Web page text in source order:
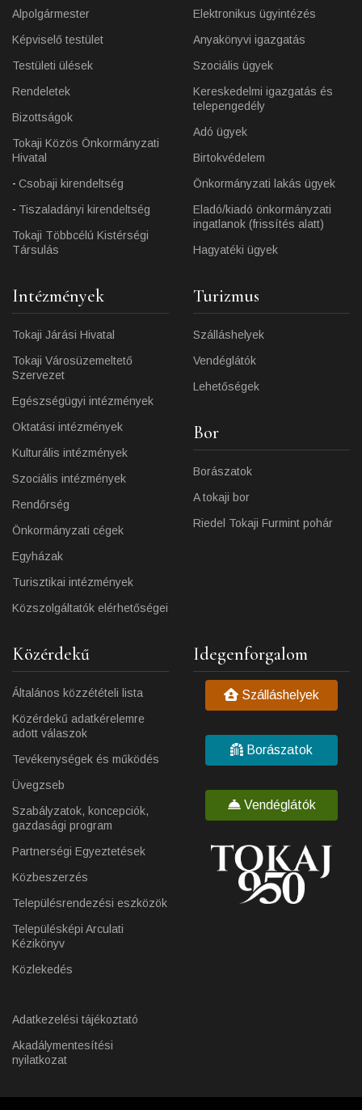
Alpolgármester
Képviselő testület
Testületi ülések
Rendeletek
Bizottságok
Tokaji Közös Önkormányzati
Hivatal
Csobaji kirendeltség
Tiszaladányi kirendeltség
Tokaji Többcélú Kistérségi
Társulás
Elektronikus ügyintézés
Anyakönyvi igazgatás
Szociális ügyek
Kereskedelmi igazgatás és
telepengedély
Adó ügyek
Birtokvédelem
Önkormányzati lakás ügyek
Eladó/kiadó önkormányzati
ingatlanok (frissítés alatt)
Hagyatéki ügyek
Intézmények
Tokaji Járási Hivatal
Tokaji Városüzemeltető
Szervezet
Egészségügyi intézmények
Oktatási intézmények
Kulturális intézmények
Szociális intézmények
Rendőrség
Önkormányzati cégek
Egyházak
Turisztikai intézmények
Közszolgáltatók elérhetőségei
Turizmus
Szálláshelyek
Vendéglátók
Lehetőségek
Bor
Borászatok
A tokaji bor
Riedel Tokaji Furmint pohár
Közérdekű
Általános közzétételi lista
Közérdekű adatkérelemre
adott válaszok
Tevékenységek és működés
Üvegzseb
Szabályzatok, koncepciók,
gazdasági program
Partnerségi Egyeztetések
Közbeszerzés
Településrendezési eszközök
Településképi Arculati
Kézikönyv
Közlekedés
Adatkezelési tájékoztató
Akadálymentesítési
nyilatkozat
Idegenforgalom
Szálláshelyek
Borászatok
Vendéglátók